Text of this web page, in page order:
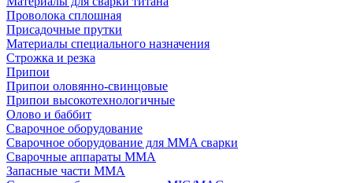
Проволока сплошная
Присадочные прутки
Материалы специального назначения
Строжка и резка
Припои
Припои оловянно-свинцовые
Припои высокотехнологичные
Олово и баббит
Сварочное оборудование
Сварочное оборудование для MMA сварки
Сварочные аппараты MMA
Запасные части MMA